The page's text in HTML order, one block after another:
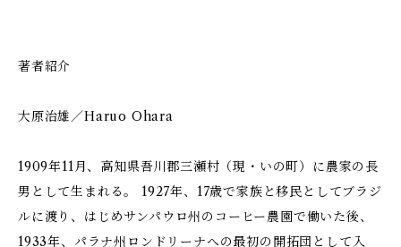
著者紹介
大原治雄／Haruo Ohara
1909年11月、高知県吾川郡三瀬村（現・いの町）に農家の長
男として生まれる。 1927年、17歳で家族と移民としてブラジ
ルに渡り、はじめサンパウロ州のコーヒー農園で働いた後、
1933年、パラナ州ロンドリーナへの最初の開拓団として入